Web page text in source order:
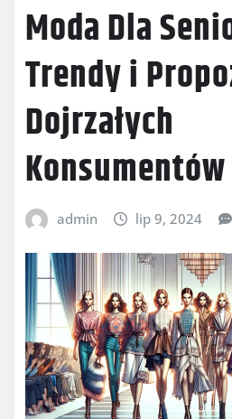
Moda Dla
Trendy i
Dojrzałych
Konsumentów
admin lip 9, 2024